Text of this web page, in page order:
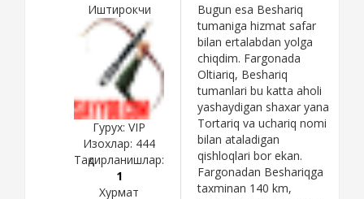
Иштирокчи
Гурух: VIP
Изохлар: 444
Тақдирланишлар:
1
Хурмат
Bugun esa Beshariq
tumaniga hizmat safar
bilan ertalabdan yolga
chiqdim. Fargonada
Oltiariq, Beshariq
tumanlari bu katta aholi
yashaydigan shaxar yana
Tortariq va uchariq nomi
bilan ataladigan
qishloqlari bor ekan.
Fargonadan Beshariqga
taxminan 140 km,